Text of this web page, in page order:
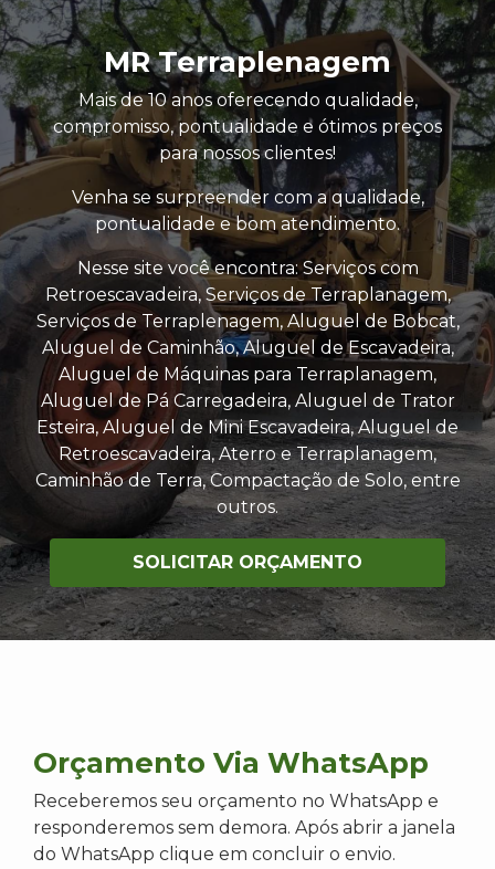
MR Terraplenagem
Mais de 10 anos oferecendo qualidade,
compromisso, pontualidade e ótimos preços
para nossos clientes!
Venha se surpreender com a qualidade,
pontualidade e bom atendimento.
Nesse site você encontra: Serviços com
Retroescavadeira, Serviços de Terraplanagem,
Serviços de Terraplenagem, Aluguel de Bobcat,
Aluguel de Caminhão, Aluguel de Escavadeira,
Aluguel de Máquinas para Terraplanagem,
Aluguel de Pá Carregadeira, Aluguel de Trator
Esteira, Aluguel de Mini Escavadeira, Aluguel de
Retroescavadeira, Aterro e Terraplanagem,
Caminhão de Terra, Compactação de Solo, entre
outros.
SOLICITAR ORÇAMENTO
Orçamento Via WhatsApp
Receberemos seu orçamento no WhatsApp e
responderemos sem demora. Após abrir a janela
do WhatsApp clique em concluir o envio.